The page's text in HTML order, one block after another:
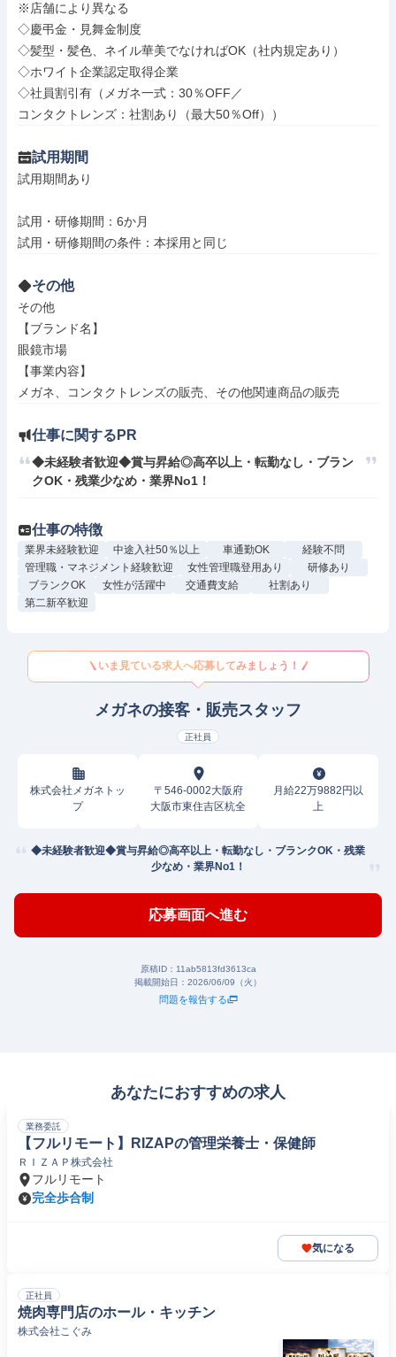
※店舗により異なる
◇慶弔金・見舞金制度
◇髪型・髪色、ネイル華美でなければOK（社内規定あり）
◇ホワイト企業認定取得企業
◇社員割引有（メガネ一式：30％OFF／
コンタクトレンズ：社割あり（最大50％Off））
試用期間
試用期間あり
試用・研修期間：6か月
その他
その他
【ブランド名】
眼鏡市場
【事業内容】
メガネ、コンタクトレンズの販売、その他関連商品の販売
仕事に関するPR
◆未経験者歓迎◆賞与昇給◎高卒以上・転勤なし・ブラン
クOK・残業少なめ・業界No1！
仕事の特徴
業界未経験歓迎 中途入社50％以上 車通勤OK
経験不問
管理職・マネジメント経験歓迎
女性管理職登用あり
研修あり
ブランクOK
女性が活躍中 交通費支給
社割あり
第二新卒歓迎
いま見ている求人へ応募してみましょう！
メガネの接客・販売スタッフ
正社員
株式会社メガネトッ
プ
〒546-0002大阪府
大阪市東住吉区杭全
月給22万9882円以
上
◆未経験者歓迎◆賞与昇給◎高卒以上・転勤なし・ブランクOK・残業
少なめ・業界No1！
応募画面へ進む
原稿ID： 11ab5813fd3613ca
掲載開始日： 2026/06/09（火）
問題を報告する
あなたにおすすめの求人
業務委託
【フルリモート】RIZAPの管理栄養士・保健師
ＲＩＺＡＰ株式会社
フルリモート
完全歩合制
気になる
正社員
焼肉専門店のホール・キッチン
株式会社こぐみ